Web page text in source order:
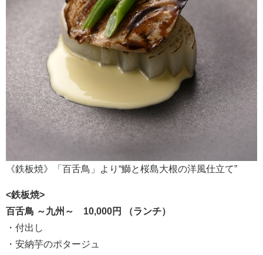
《鉄板焼》「百舌鳥」より“鰤と桜島大根の洋風仕立て”
<鉄板焼>
百舌鳥 ～九州～ 10,000円 （ランチ）
・付出し
・安納芋のポタージュ